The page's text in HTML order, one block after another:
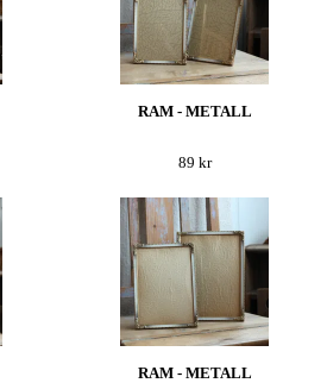
RAM - METALL
89 kr
RAM - METALL